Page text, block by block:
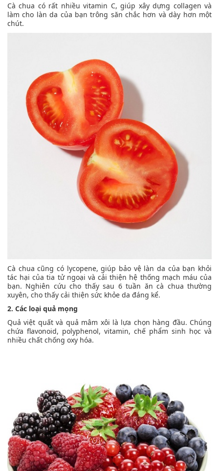
Cà chua có rất nhiều vitamin C, giúp xây dựng collagen và
làm cho làn da của bạn trông săn chắc hơn và dày hơn một
chút.
Cà chua cũng có lycopene, giúp bảo vệ làn da của bạn khỏi
tác hại của tia tử ngoại và cải thiện hệ thống mạch máu của
bạn. Nghiên cứu cho thấy sau 6 tuần ăn cà chua thường
xuyên, cho thấy cải thiện sức khỏe da đáng kể.
2. Các loại quả mọng
Quả việt quất và quả mâm xôi là lựa chọn hàng đầu. Chúng
chứa flavonoid, polyphenol, vitamin, chế phẩm sinh học và
nhiều chất chống oxy hóa.